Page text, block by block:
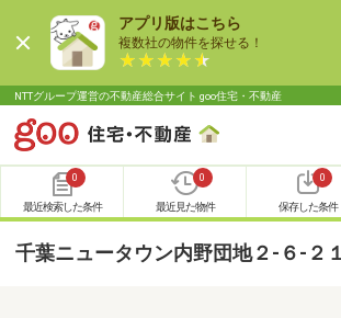
アプリ版はこちら
複数社の物件を探せる！
NTTグループ運営の不動産総合サイト goo住宅・不動産
0
最近検索した条件
0
最近見た物件
0
保存した条件
千葉ニュータウン内野団地２-６-２